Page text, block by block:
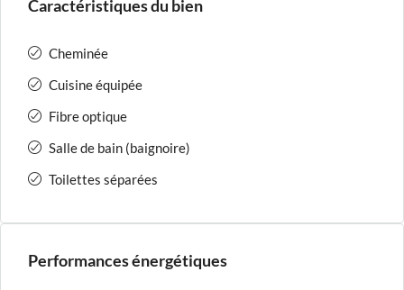
Caractéristiques du bien
Cheminée
Cuisine équipée
Fibre optique
Salle de bain (baignoire)
Toilettes séparées
Performances énergétiques